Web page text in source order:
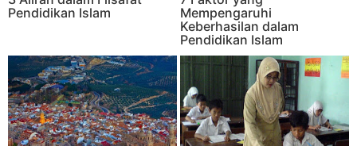
Pendidikan Islam
Mempengaruhi
Keberhasilan dalam
Pendidikan Islam